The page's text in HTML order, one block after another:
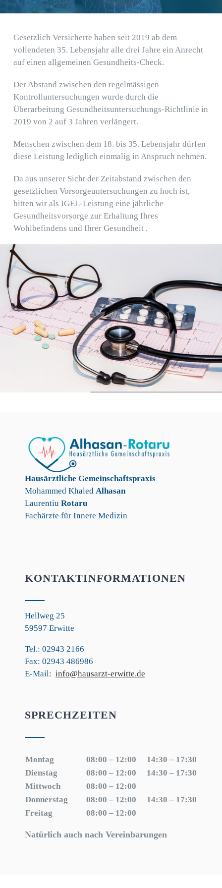
Praxis
Kontakt
Gesetzlich Versicherte haben seit 2019 ab dem
vollendeten 35. Lebensjahr alle drei Jahre ein Anrecht
auf einen allgemeinen Gesundheits-Check.
Der Abstand zwischen den regelmässigen
Kontrolluntersuchungen wurde durch die
Überarbeitung Gesundheitsuntersuchungs-Richtlinie in
2019 von 2 auf 3 Jahren verlängert.
Menschen zwischen dem 18. bis 35. Lebensjahr dürfen
diese Leistung lediglich einmalig in Anspruch nehmen.
Da aus unserer Sicht der Zeitabstand zwischen den
gesetzlichen Vorsorgeuntersuchungen zu hoch ist,
bitten wir als IGEL-Leistung eine jährliche
Gesundheitsvorsorge zur Erhaltung Ihres
Wohlbefindens und Ihrer Gesundheit .
Hausärztliche Gemeinschaftspraxis
Mohammed Khaled Alhasan
Laurentiu Rotaru
Fachärzte für Innere Medizin
KONTAKTINFORMATIONEN
Hellweg 25
59597 Erwitte
Tel.: 02943 2166
Fax: 02943 486986
E-Mail: info@hausarzt-erwitte.de
SPRECHZEITEN
Montag 08:00 – 12:00
14:30 – 17:30
Dienstag
08:00 – 12:00
14:30 – 17:30
Mittwoch
08:00 – 12:00
Donnerstag
08:00 – 12:00
14:30 – 17:30
Freitag
08:00 – 12:00
Natürlich auch nach Vereinbarungen